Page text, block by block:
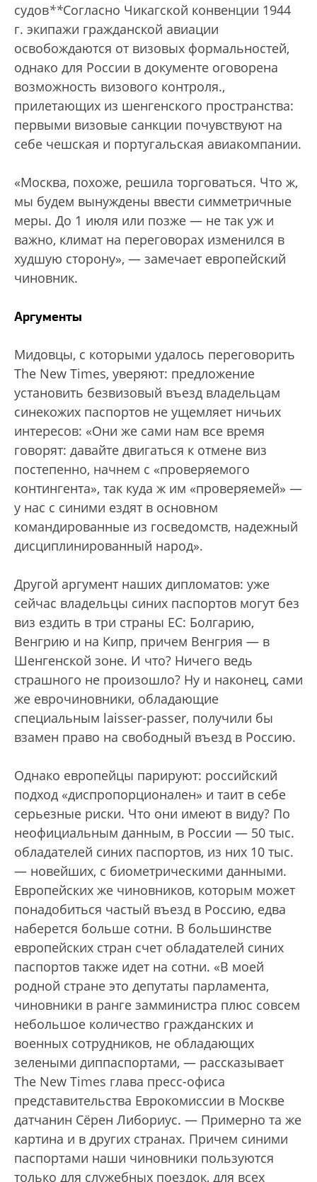
судов**Согласно Чикагской конвенции 1944
г. экипажи гражданской авиации
освобождаются от визовых формальностей,
однако для России в документе оговорена
возможность визового контроля.,
прилетающих из шенгенского пространства:
первыми визовые санкции почувствуют на
себе чешская и португальская авиакомпании.
«Москва, похоже, решила торговаться. Что ж,
мы будем вынуждены ввести симметричные
меры. До 1 июля или позже — не так уж и
важно, климат на переговорах изменился в
худшую сторону», — замечает европейский
чиновник.
Аргументы
Мидовцы, с которыми удалось переговорить
The New Times, уверяют: предложение
установить безвизовый въезд владельцам
синекожих паспортов не ущемляет ничьих
интересов: «Они же сами нам все время
говорят: давайте двигаться к отмене виз
постепенно, начнем с «проверяемого
контингента», так куда ж им «проверяемей» —
у нас с синими ездят в основном
командированные из госведомств, надежный
дисциплинированный народ».
Другой аргумент наших дипломатов: уже
сейчас владельцы синих паспортов могут без
виз ездить в три страны ЕС: Болгарию,
Венгрию и на Кипр, причем Венгрия — в
Шенгенской зоне. И что? Ничего ведь
страшного не произошло? Ну и наконец, сами
же еврочиновники, обладающие
специальным laisser-passer, получили бы
взамен право на свободный въезд в Россию.
Однако европейцы парируют: российский
подход «диспропорционален» и таит в себе
серьезные риски. Что они имеют в виду? По
неофициальным данным, в России — 50 тыс.
обладателей синих паспортов, из них 10 тыс.
— новейших, с биометрическими данными.
Европейских же чиновников, которым может
понадобиться частый въезд в Россию, едва
наберется больше сотни. В большинстве
европейских стран счет обладателей синих
паспортов также идет на сотни. «В моей
родной стране это депутаты парламента,
чиновники в ранге замминистра плюс совсем
небольшое количество гражданских и
военных сотрудников, не обладающих
зелеными диппаспортами, — рассказывает
The New Times глава пресс-офиса
представительства Еврокомиссии в Москве
датчанин Сёрен Либориус. — Примерно та же
картина и в других странах. Причем синими
паспортами наши чиновники пользуются
только для служебных поездок, для всех